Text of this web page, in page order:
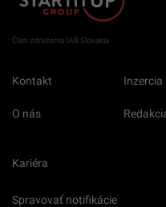
Člen združenia IAB Slovakia
Kontakt Inzercia
O nás
Kariéra
Spravovať notifikácie